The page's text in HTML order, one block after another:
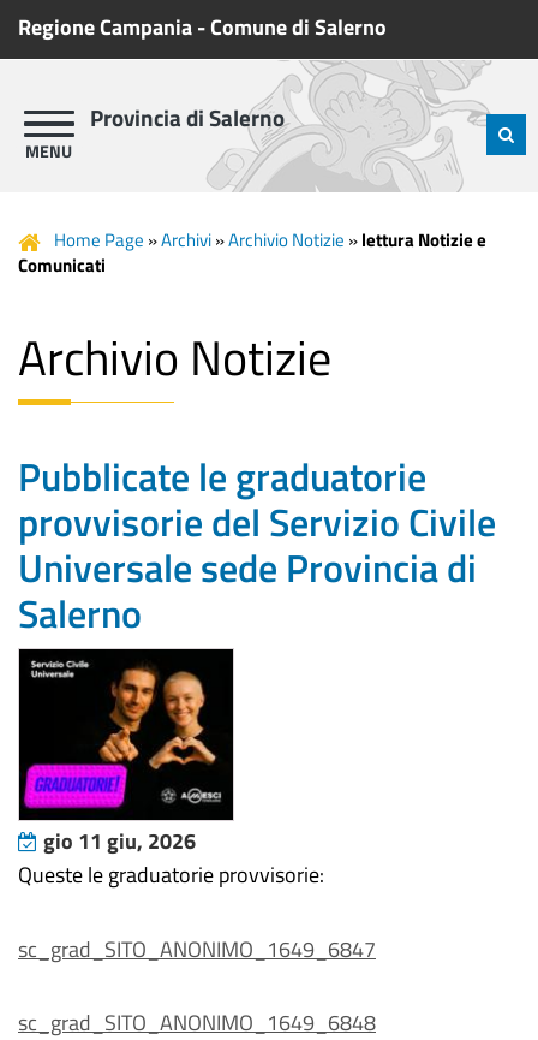
Regione Campania-Comune di Salerno
Provincia di Salerno
Home Page »Archivi»Archivio Notizie »lettura Notizie e
Comunicati
Archivio Notizie
Pubblicate le graduatorie
provvisorie del Servizio Civile
Universale sede Provincia di
Salerno
gio 11 giu, 2026
Queste le graduatorie provvisorie:
sc_grad_SITO_ANONIMO_1649_6847
sc_grad_SITO_ANONIMO_1649_6848